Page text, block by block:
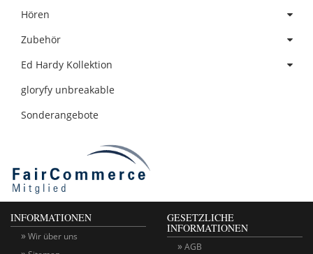
Hören
Zubehör
Ed Hardy Kollektion
gloryfy unbreakable
Sonderangebote
INFORMATIONEN
Wir über uns
GESETZLICHE
INFORMATIONEN
AGB